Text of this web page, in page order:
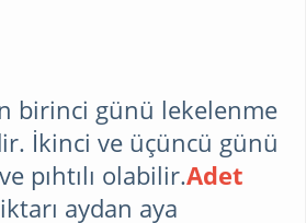
birinci günü lekelenme
İkinci ve üçüncü günü
pıhtılı olabilir.Adet
aydan aya